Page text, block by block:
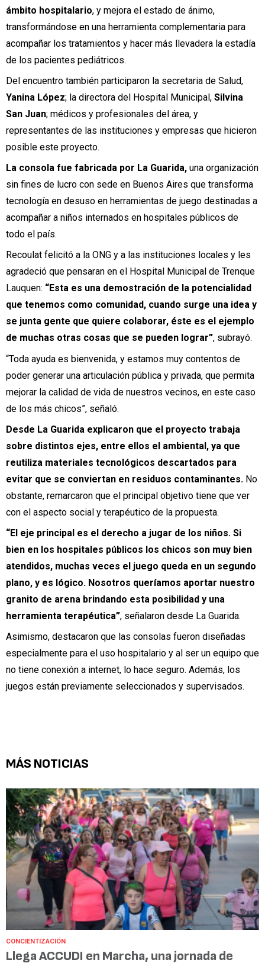
ámbito hospitalario, y mejora el estado de ánimo,
transformándose en una herramienta complementaria para
acompañar los tratamientos y hacer más llevadera la estadía
de los pacientes pediátricos.
Del encuentro también participaron la secretaria de Salud,
Yanina López; la directora del Hospital Municipal, Silvina
San Juan; médicos y profesionales del área, y
representantes de las instituciones y empresas que hicieron
posible este proyecto.
La consola fue fabricada por La Guarida, una organización
sin fines de lucro con sede en Buenos Aires que transforma
tecnología en desuso en herramientas de juego destinadas a
acompañar a niños internados en hospitales públicos de
todo el país.
Recoulat felicitó a la ONG y a las instituciones locales y les
agradeció que pensaran en el Hospital Municipal de Trenque
Lauquen: “Esta es una demostración de la potencialidad
que tenemos como comunidad, cuando surge una idea y
se junta gente que quiere colaborar, éste es el ejemplo
de muchas otras cosas que se pueden lograr”, subrayó.
“Toda ayuda es bienvenida, y estamos muy contentos de
poder generar una articulación pública y privada, que permita
mejorar la calidad de vida de nuestros vecinos, en este caso
de los más chicos”, señaló.
Desde La Guarida explicaron que el proyecto trabaja
sobre distintos ejes, entre ellos el ambiental, ya que
reutiliza materiales tecnológicos descartados para
evitar que se conviertan en residuos contaminantes. No
obstante, remarcaron que el principal objetivo tiene que ver
con el aspecto social y terapéutico de la propuesta.
“El eje principal es el derecho a jugar de los niños. Si
bien en los hospitales públicos los chicos son muy bien
atendidos, muchas veces el juego queda en un segundo
plano, y es lógico. Nosotros queríamos aportar nuestro
granito de arena brindando esta posibilidad y una
herramienta terapéutica”, señalaron desde La Guarida.
Asimismo, destacaron que las consolas fueron diseñadas
especialmente para el uso hospitalario y al ser un equipo que
no tiene conexión a internet, lo hace seguro. Además, los
juegos están previamente seleccionados y supervisados.
MÁS NOTICIAS
CONCIENTIZACIÓN
Llega ACCUDI en Marcha, una jornada de